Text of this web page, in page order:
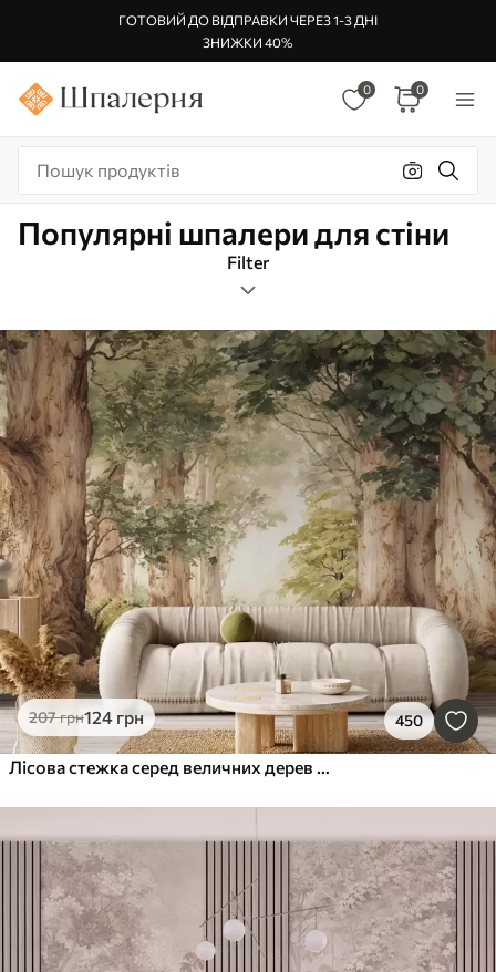
ГОТОВИЙ ДО ВІДПРАВКИ ЧЕРЕЗ 1-3 ДНІ
ЗНИЖКИ 40%
0 0
Популярні шпалери для стіни
Filter
Ліс
Орієнтація зображення
Фільр по кольору
Розумний
Очистити всі фільтри
207грн124 грн 450
Лісова стежка серед величних дерев у стилі акварелі